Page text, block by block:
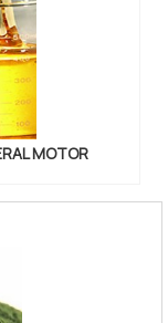
MOTOR